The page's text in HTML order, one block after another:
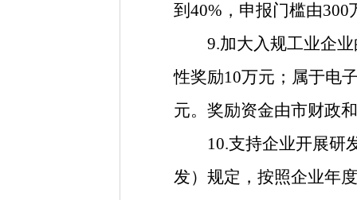
到40%， 申报门槛由300
9.加大入规工业企业
性奖励10万元；属于电
元。 奖励资金由市财政
10.支持企业开展研发
发）规定，按照企业年